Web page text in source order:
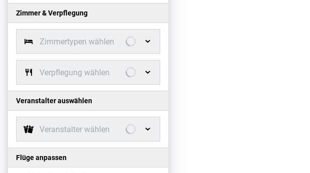
Zimmer & Verpflegung
Zimmertypen wählen
Verpflegung wählen
Veranstalter auswählen
Veranstalter wählen
Flüge anpassen